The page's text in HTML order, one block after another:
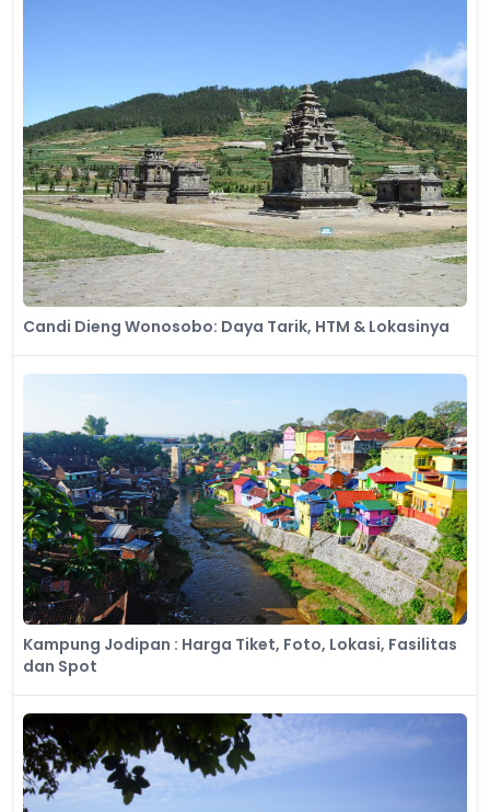
Candi Dieng Wonosobo: Daya Tarik, HTM & Lokasinya
Kampung Jodipan : Harga Tiket, Foto, Lokasi, Fasilitas
dan Spot